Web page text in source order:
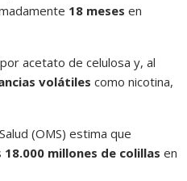
18 meses en
acetato de celulosa y, al
volátilescomo nicotina,
(OMS) estima que
18.000 millones de colillas en